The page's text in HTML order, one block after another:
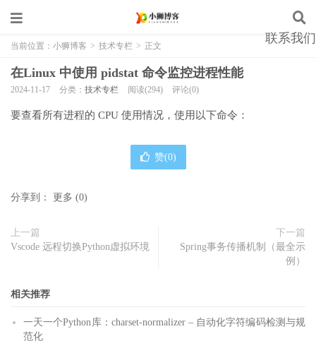
联系我们
当前位置： 小狮博客 > 技术专栏 > 正文
在Linux 中使用 pidstat 命令监控进程性能
2024-11-17 分类： 技术专栏 阅读(294) 评论(0)
要查看所有进程的 CPU 使用情况，使用以下命令：
赞(0)
分享到： 更多 (0)
上一篇
Vscode 远程切换Python虚拟环境
下一篇
Spring事务传播机制（最全示
例）
相关推荐
一天一个Python库：charset-normalizer – 自动化字符编码检测与规
范化